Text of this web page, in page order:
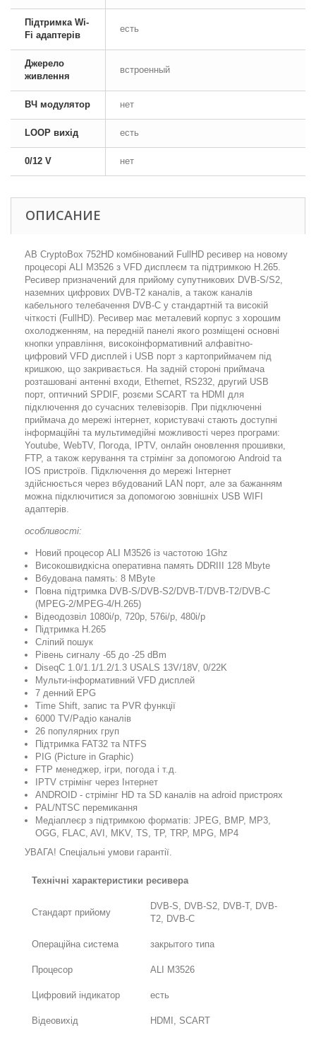
Підтримка Wi-
Fi адаптерів
есть
Джерело
живлення
встроенный
ВЧ модулятор нет
LOOP вихід есть
0/12 V нет
ОПИСАНИЕ
AB CryptoBox 752HD комбінований FullHD ресивер на новому
процесорі ALI M3526 з VFD дисплеєм та підтримкою H.265.
Ресивер призначений для прийому супутникових DVB-S/S2,
наземних цифрових DVB-T2 каналів, а також каналів
кабельного телебачення DVB-C у стандартній та високій
чіткості (FullHD). Ресивер має металевий корпус з хорошим
охолодженням, на передній панелі якого розміщені основні
кнопки управління, високоінформативний алфавітно-
цифровий VFD дисплей і USB порт з картоприймачем під
кришкою, що закривається. На задній стороні приймача
розташовані антенні входи, Ethernet, RS232, другий USB
порт, оптичний SPDIF, розєми SCART та HDMI для
підключення до сучасних телевізорів. При підключенні
приймача до мережі інтернет, користувачі стають доступні
інформаційні та мультимедійні можливості через програми:
Youtube, WebTV, Погода, IPTV, онлайн оновлення прошивки,
FTP, а також керування та стрімінг за допомогою Android та
IOS пристроїв. Підключення до мережі Інтернет
здійснюється через вбудований LAN порт, але за бажанням
можна підключитися за допомогою зовнішніх USB WIFI
адаптерів.
особливості:
Новий процесор ALI M3526 із частотою 1Ghz
Високошвидкісна оперативна память DDRIII 128 Mbyte
Вбудована память: 8 MByte
Повна підтримка DVB-S/DVB-S2/DVB-T/DVB-T2/DVB-C
(MPEG-2/MPEG-4/H.265)
Відеодозвіл 1080i/p, 720p, 576i/p, 480i/p
Підтримка H.265
Сліпий пошук
Рівень сигналу -65 до -25 dBm
DiseqC 1.0/1.1/1.2/1.3 USALS 13V/18V, 0/22K
Мульти-інформативний VFD дисплей
7 денний EPG
Time Shift, запис та PVR функції
6000 TV/Радіо каналів
26 популярних груп
Підтримка FAT32 та NTFS
PIG (Picture in Graphic)
FTP менеджер, ігри, погода і т.д.
IPTV стрімінг через Інтернет
ANDROID - стрімінг HD та SD каналів на adroid пристроях
PAL/NTSC перемикання
Медіаплеєр з підтримкою форматів: JPEG, BMP, MP3,
OGG, FLAC, AVI, MKV, TS, TP, TRP, MPG, MP4
УВАГА! Спеціальні умови гарантії.
Технічні характеристики ресивера
Стандарт прийому
DVB-S, DVB-S2, DVB-T, DVB-
T2, DVB-C
Операційна система закрытого типа
Процесор ALI M3526
Цифровий індикатор есть
Відеовихід HDMI, SCART